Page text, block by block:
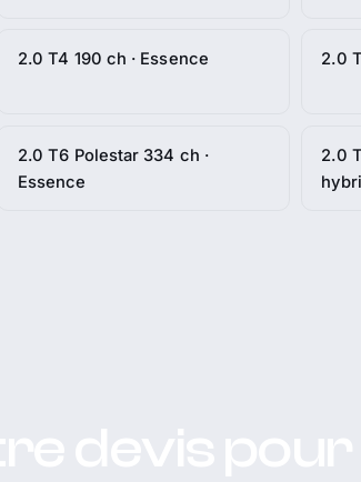
2.0 T4 190 ch · Essence 2.0
2.0 T6 Polestar 334 ch ·
Essence
2.0